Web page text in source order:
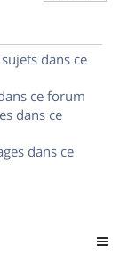
dans ce
ce forum
dans ce
dans ce